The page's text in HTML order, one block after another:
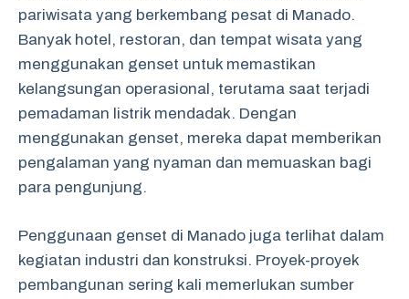
pariwisata yang berkembang pesat di Manado.
Banyak hotel, restoran, dan tempat wisata yang
menggunakan genset untuk memastikan
kelangsungan operasional, terutama saat terjadi
pemadaman listrik mendadak. Dengan
menggunakan genset, mereka dapat memberikan
pengalaman yang nyaman dan memuaskan bagi
para pengunjung.
Penggunaan genset di Manado juga terlihat dalam
kegiatan industri dan konstruksi. Proyek-proyek
pembangunan sering kali memerlukan sumber